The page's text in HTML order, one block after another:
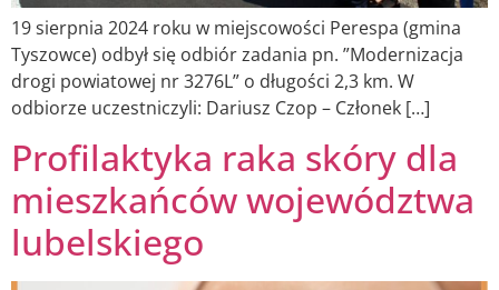
19 sierpnia 2024 roku w miejscowości Perespa (gmina
Tyszowce) odbył się odbiór zadania pn. ”Modernizacja
drogi powiatowej nr 3276L” o długości 2,3 km. W
odbiorze uczestniczyli: Dariusz Czop – Członek […]
Profilaktyka raka skóry dla
mieszkańców województwa
lubelskiego